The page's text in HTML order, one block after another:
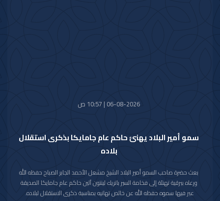
06-08-2026 | 10:57 ص
سمو أمير البلاد يهنئ حاكم عام جامايكا بذكرى استقلال
بلاده
بعث حضرة صاحب السمو أمير البلاد الشيخ مشعل الأحمد الجابر الصباح حفظه الله
ورعاه ببرقية تهنئة إلى فخامة السير باتريك لينتون آلين حاكم عام جامايكا الصديقة
عبر فيها سموه حفظه الله عن خالص تهانيه بمناسبة ذكرى الاستقلال لبلاده.